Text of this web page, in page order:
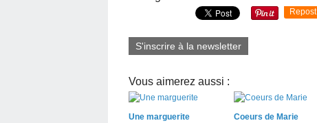
Repost
S'inscrire à la newsletter
Vous aimerez aussi :
Une marguerite Coeurs de Marie